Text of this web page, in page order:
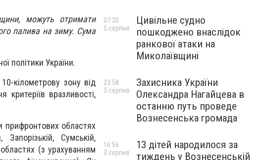
можуть отримати
палива на зиму. Сума
політики України.
кілометрову зону від
критеріїв вразливості,
прифронтових областях
Сумській,
областях (з урахуванням
Цивільне судно
пошкоджено внаслідок
ранкової атаки на
Миколаївщині
07:20
5 серпня
Захисника України
Олександра Нагайцева в
останню путь проведе
Вознесенська громада
23:58
3 серпня
13 дітей народилося за
тиждень у Вознесенській
16:56
3 серпня